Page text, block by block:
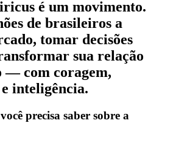
é um movimento.
de brasileiros a
tomar decisões
sua relação
— com coragem,
inteligência.
precisa saber sobre a